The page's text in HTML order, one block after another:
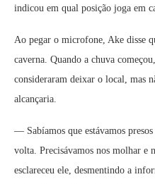
indicou em qual posição joga em
Ao pegar o microfone, Ake disse
caverna. Quando a chuva
consideraram deixar o local, mas
alcançaria.
— Sabíamos que estávamos
volta. Precisávamos nos molhar e
esclareceu ele, desmentindo a